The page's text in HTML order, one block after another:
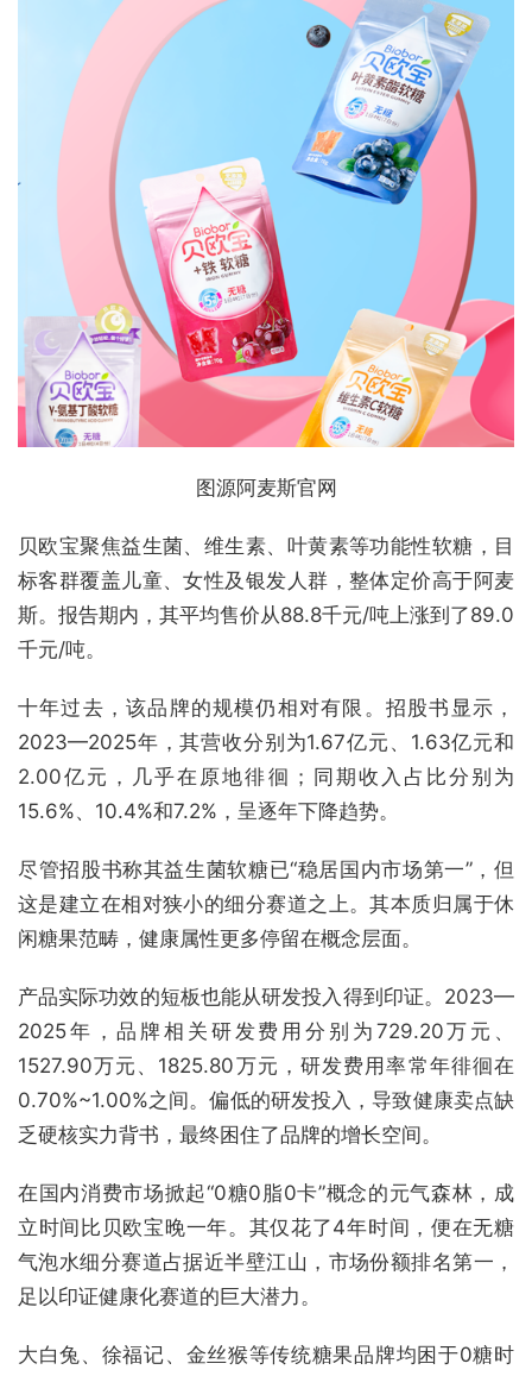
图源阿麦斯官网
贝欧宝聚焦益生菌、维生素、叶黄素等功能性软糖，目
标客群覆盖儿童、女性及银发人群，整体定价高于阿麦
斯。报告期内，其平均售价从88.8千元/吨上涨到了89.0
千元/吨。
十年过去，该品牌的规模仍相对有限。招股书显示，
2023—2025年，其营收分别为1.67亿元、1.63亿元和
2.00亿元，几乎在原地徘徊；同期收入占比分别为
15.6%、10.4%和7.2%，呈逐年下降趋势。
尽管招股书称其益生菌软糖已“稳居国内市场第一”，但
这是建立在相对狭小的细分赛道之上。其本质归属于休
闲糖果范畴，健康属性更多停留在概念层面。
产品实际功效的短板也能从研发投入得到印证。2023—
2025年，品牌相关研发费用分别为729.20万元、
1527.90万元、1825.80万元，研发费用率常年徘徊在
0.70%~1.00%之间。偏低的研发投入，导致健康卖点缺
乏硬核实力背书，最终困住了品牌的增长空间。
在国内消费市场掀起“0糖0脂0卡”概念的元气森林，成
立时间比贝欧宝晚一年。其仅花了4年时间，便在无糖
气泡水细分赛道占据近半壁江山，市场份额排名第一，
足以印证健康化赛道的巨大潜力。
大白兔、徐福记、金丝猴等传统糖果品牌均困于0糖时